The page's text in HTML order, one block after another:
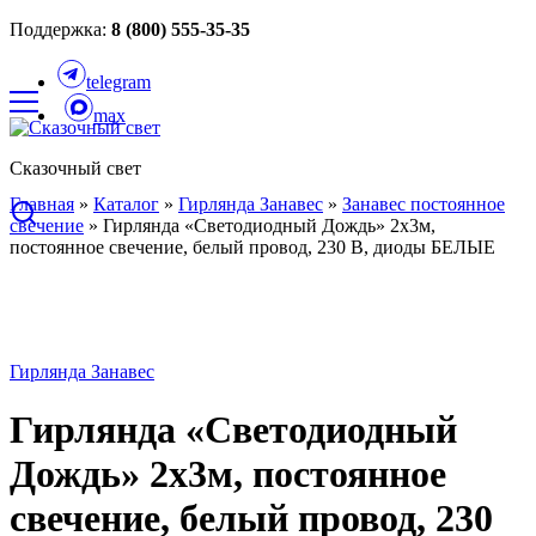
Поддержка: 8 (800) 555-35-35
telegram
max
Сказочный свет
Главная » Каталог » Гирлянда Занавес » Занавес постоянное
свечение » Гирлянда «Светодиодный Дождь» 2х3м,
постоянное свечение, белый провод, 230 В, диоды БЕЛЫЕ
Гирлянда Занавес
Гирлянда «Светодиодный
Дождь» 2х3м, постоянное
свечение, белый провод, 230